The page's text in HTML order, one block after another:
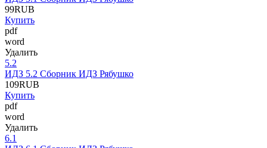
99RUB
Купить
pdf
word
Удалить
5.2
ИДЗ 5.2 Сборник ИДЗ Рябушко
109RUB
Купить
pdf
word
Удалить
6.1